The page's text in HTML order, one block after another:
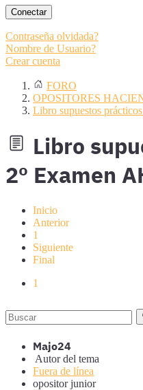
Conectar
Contraseña olvidada?
Nombre de Usuario?
Crear cuenta
FORO
OPOSITORES
Libro supuestos
Libro
2º Examen
Inicio
Anterior
1
Siguiente
Final
1
Majo24
Autor del tema
Fuera de línea
opositor junior